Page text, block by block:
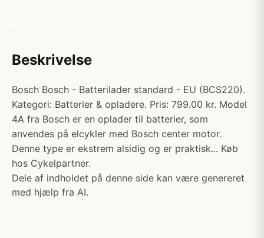
Beskrivelse
Bosch Bosch - Batterilader standard - EU (BCS220).
Kategori: Batterier & opladere. Pris: 799.00 kr. Model
4A fra Bosch er en oplader til batterier, som
anvendes på elcykler med Bosch center motor.
Denne type er ekstrem alsidig og er praktisk... Køb
hos Cykelpartner.
Dele af indholdet på denne side kan være genereret
med hjælp fra AI.